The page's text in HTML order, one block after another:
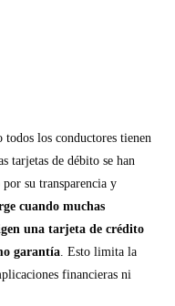
todos los conductores tienen
tarjetas de débito se han
su transparencia y
cuando muchas
una tarjeta de crédito
garantía. Esto limita la
financieras ni